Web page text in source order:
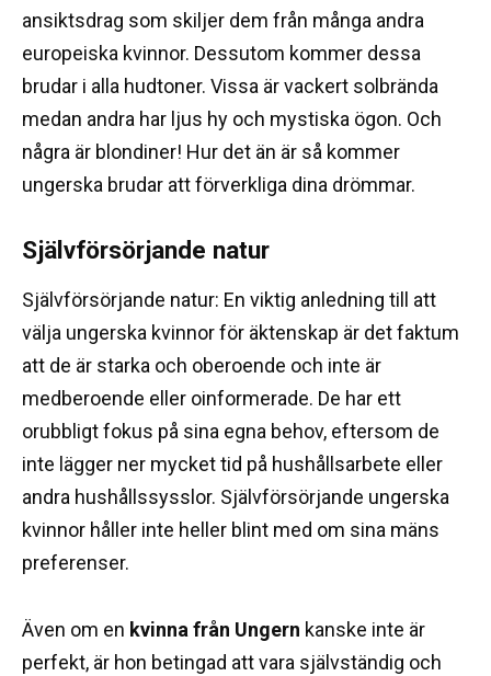
ansiktsdrag som skiljer dem från många andra
europeiska kvinnor. Dessutom kommer dessa
brudar i alla hudtoner. Vissa är vackert solbrända
medan andra har ljus hy och mystiska ögon. Och
några är blondiner! Hur det än är så kommer
ungerska brudar att förverkliga dina drömmar.
Självförsörjande natur
Självförsörjande natur: En viktig anledning till att
välja ungerska kvinnor för äktenskap är det faktum
att de är starka och oberoende och inte är
medberoende eller oinformerade. De har ett
orubbligt fokus på sina egna behov, eftersom de
inte lägger ner mycket tid på hushållsarbete eller
andra hushållssysslor. Självförsörjande ungerska
kvinnor håller inte heller blint med om sina mäns
preferenser.
Även om en kvinna från Ungern kanske inte är
perfekt, är hon betingad att vara självständig och